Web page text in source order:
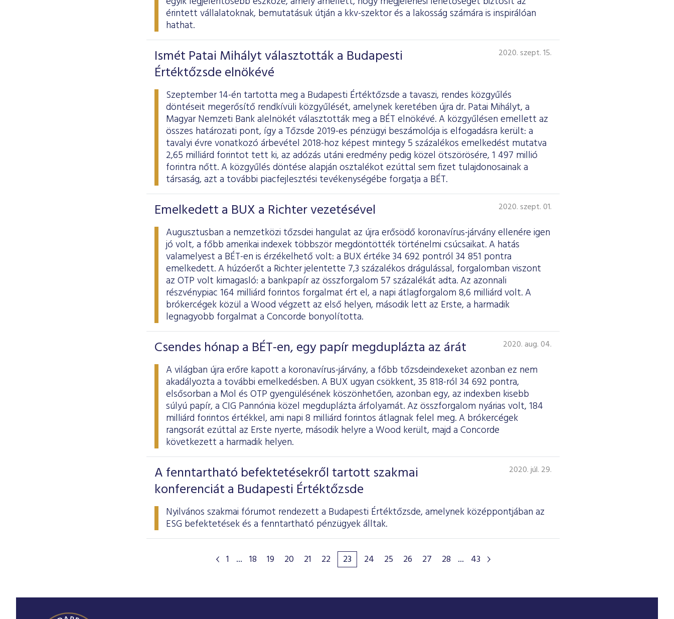
érintett vállalatoknak, bemutatásuk útján a kkv-szektor és a lakosság számára is inspirálóan
hathat.
Ismét Patai Mihályt választották a Budapesti
Értéktőzsde elnökévé
2020. szept. 15.
Szeptember 14-én tartotta meg a Budapesti Értéktőzsde a tavaszi, rendes közgyűlés
döntéseit megerősítő rendkívüli közgyűlését, amelynek keretében újra dr. Patai Mihályt, a
Magyar Nemzeti Bank alelnökét választották meg a BÉT elnökévé. A közgyűlésen emellett az
összes határozati pont, így a Tőzsde 2019-es pénzügyi beszámolója is elfogadásra került: a
tavalyi évre vonatkozó árbevétel 2018-hoz képest mintegy 5 százalékos emelkedést mutatva
2,65 milliárd forintot tett ki, az adózás utáni eredmény pedig közel ötszörösére, 1 497 millió
forintra nőtt. A közgyűlés döntése alapján osztalékot ezúttal sem fizet tulajdonosainak a
társaság, azt a további piacfejlesztési tevékenységébe forgatja a BÉT.
Emelkedett a BUX a Richter vezetésével 2020. szept. 01.
Augusztusban a nemzetközi tőzsdei hangulat az újra erősödő koronavírus-járvány ellenére igen
jó volt, a főbb amerikai indexek többször megdöntötték történelmi csúcsaikat. A hatás
valamelyest a BÉT-en is érzékelhető volt: a BUX értéke 34 692 pontról 34 851 pontra
emelkedett. A húzóerőt a Richter jelentette 7,3 százalékos drágulással, forgalomban viszont
az OTP volt kimagasló: a bankpapír az összforgalom 57 százalékát adta. Az azonnali
részvénypiac 164 milliárd forintos forgalmat ért el, a napi átlagforgalom 8,6 milliárd volt. A
brókercégek közül a Wood végzett az első helyen, második lett az Erste, a harmadik
legnagyobb forgalmat a Concorde bonyolította.
Csendes hónap a BÉT-en, egy papír megduplázta az árát 2020. aug. 04.
A világban újra erőre kapott a koronavírus-járvány, a főbb tőzsdeindexeket azonban ez nem
akadályozta a további emelkedésben. A BUX ugyan csökkent, 35 818-ról 34 692 pontra,
elsősorban a Mol és OTP gyengülésének köszönhetően, azonban egy, az indexben kisebb
súlyú papír, a CIG Pannónia közel megduplázta árfolyamát. Az összforgalom nyárias volt, 184
milliárd forintos értékkel, ami napi 8 milliárd forintos átlagnak felel meg. A brókercégek
rangsorát ezúttal az Erste nyerte, második helyre a Wood került, majd a Concorde
következett a harmadik helyen.
A fenntartható befektetésekről tartott szakmai
konferenciát a Budapesti Értéktőzsde
2020. júl. 29.
Nyilvános szakmai fórumot rendezett a Budapesti Értéktőzsde, amelynek középpontjában az
ESG befektetések és a fenntartható pénzügyek álltak.
1 ... 18 19 20 21 22 23 24 25 26 27 28 ... 43